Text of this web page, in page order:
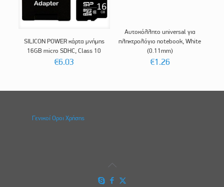
SILICON POWER κάρτα μνήμης
16GB micro SDHC, Class 10
€6.03
Αυτοκόλλητο universal για
πληκτρολόγιο notebook, White
(0.11mm)
€1.26
Γενικοί Οροι Χρήσης